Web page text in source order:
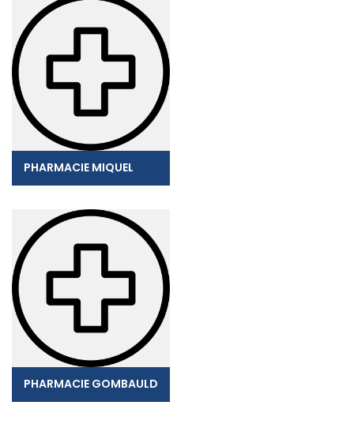
PHARMACIE MIQUEL
PHARMACIE GOMBAULD